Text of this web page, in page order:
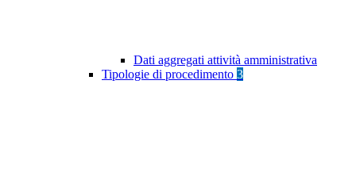
Dati aggregati attività amministrativa
Tipologie di procedimento 3